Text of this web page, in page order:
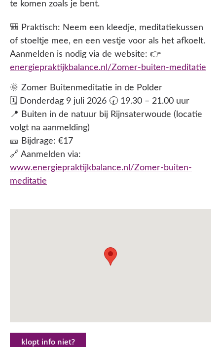
te komen zoals je bent.
🎒 Praktisch: Neem een kleedje, meditatiekussen
of stoeltje mee, en een vestje voor als het afkoelt.
Aanmelden is nodig via de website: 👉
energiepraktijkbalance.nl/Zomer-buiten-meditatie
🌞 Zomer Buitenmeditatie in de Polder
🗓️ Donderdag 9 juli 2026 🕢 19.30 – 21.00 uur
📍 Buiten in de natuur bij Rijnsaterwoude (locatie
volgt na aanmelding)
🎫 Bijdrage: €17
🔗 Aanmelden via:
www.energiepraktijkbalance.nl/Zomer-buiten-
meditatie
klopt info niet?